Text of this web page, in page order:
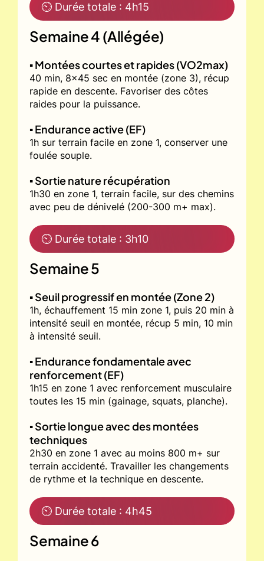
⏲ Durée totale : 4h15
Semaine 4 (Allégée)
▪️ Montées courtes et rapides (VO2max)
40 min, 8x45 sec en montée (zone 3), récup
rapide en descente. Favoriser des côtes
raides pour la puissance.
▪️ Endurance active (EF)
1h sur terrain facile en zone 1, conserver une
foulée souple.
▪️ Sortie nature récupération
1h30 en zone 1, terrain facile, sur des chemins
avec peu de dénivelé (200-300 m+ max).
⏲ Durée totale : 3h10
Semaine 5
▪️ Seuil progressif en montée (Zone 2)
1h, échauffement 15 min zone 1, puis 20 min à
intensité seuil en montée, récup 5 min, 10 min
à intensité seuil.
▪️ Endurance fondamentale avec
renforcement (EF)
1h15 en zone 1 avec renforcement musculaire
toutes les 15 min (gainage, squats, planche).
▪️ Sortie longue avec des montées
techniques
2h30 en zone 1 avec au moins 800 m+ sur
terrain accidenté. Travailler les changements
de rythme et la technique en descente.
⏲ Durée totale : 4h45
Semaine 6